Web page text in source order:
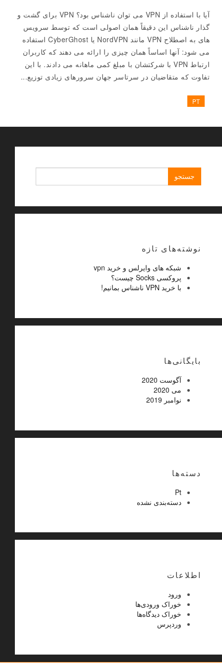
آیا با استفاده از VPN می توان ناشناس بود؟ VPN برای گشت و
گذار ناشناس این دقیقاً همان اصولی است که توسط سرویس
های به اصطلاح VPN مانند NordVPN یا CyberGhost استفاده
می شود: آنها اساساً همان چیزی را ارائه می دهند که کاربران
ارتباط VPN با شرکتشان با مبلغ کمی ماهانه می دادند. با این
تفاوت که متقاضیان در سرتاسر جهان سرورهای زیادی توزیع...
PT
برای:
نوشته‌های تازه
شبکه های وایرلس و خرید vpn
پروکسی Socks چیست؟
با خرید VPN ناشناس بمانیم!
بایگانی‌ها
آگوست 2020
می 2020
نوامبر 2019
دسته‌ها
Pt
دسته‌بندی نشده
اطلاعات
ورود
خوراک ورودی‌ها
خوراک دیدگاه‌ها
وردپرس